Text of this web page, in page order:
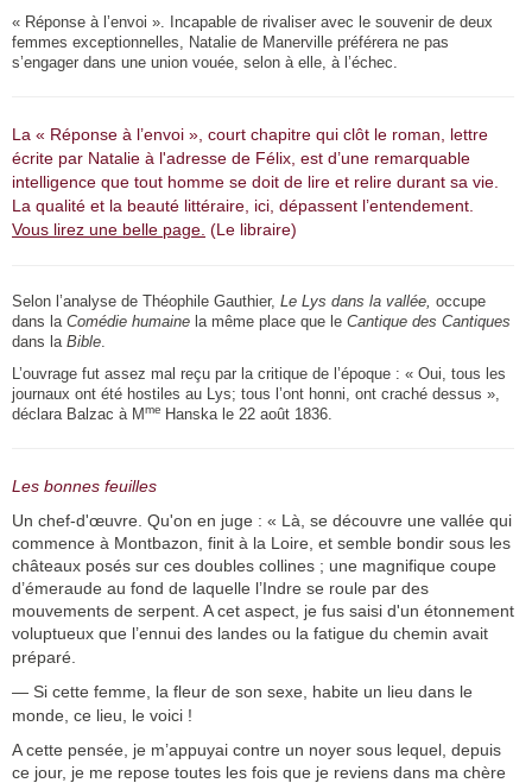
« Réponse à l’envoi ». Incapable de rivaliser avec le souvenir de deux
femmes exceptionnelles, Natalie de Manerville préférera ne pas
s’engager dans une union vouée, selon à elle, à l’échec.
La « Réponse à l’envoi », court chapitre qui clôt le roman, lettre
écrite par Natalie à l'adresse de Félix, est d’une remarquable
intelligence que tout homme se doit de lire et relire durant sa vie.
La qualité et la beauté littéraire, ici, dépassent l’entendement.
Vous lirez une belle page. (Le libraire)
Selon l’analyse de Théophile Gauthier, Le Lys dans la vallée, occupe
dans la Comédie humaine la même place que le Cantique des Cantiques
dans la Bible
L’ouvrage fut assez mal reçu par la critique de l’époque : « Oui, tous les
journaux ont été hostiles au Lys; tous l’ont honni, ont craché dessus »,
déclara Balzac à Mme Hanska le 22 août 1836.
Les bonnes feuilles
Un chef-d'œuvre. Qu'on en juge : « Là, se découvre une vallée qui
commence à Montbazon, finit à la Loire, et semble bondir sous les
châteaux posés sur ces doubles collines ; une magnifique coupe
d’émeraude au fond de laquelle l’Indre se roule par des
mouvements de serpent. A cet aspect, je fus saisi d'un étonnement
voluptueux que l’ennui des landes ou la fatigue du chemin avait
préparé.
— Si cette femme, la fleur de son sexe, habite un lieu dans le
monde, ce lieu, le voici !
A cette pensée, je m’appuyai contre un noyer sous lequel, depuis
ce jour, je me repose toutes les fois que je reviens dans ma chère